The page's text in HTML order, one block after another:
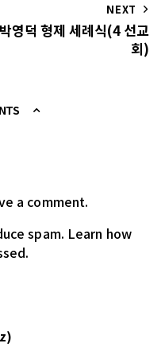
NEXT
박영덕 형제 세례식(4 선교
회)
a comment.
spam. Learn how